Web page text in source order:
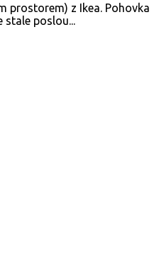
prostorem) z Ikea. Pohovka
stale poslou...